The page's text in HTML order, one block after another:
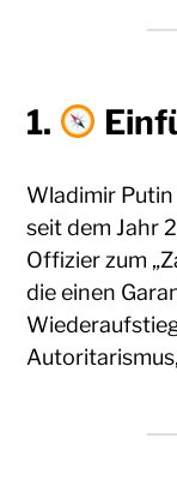
1.
Wladimir
seit dem Jahr
Offizier zum
die einen